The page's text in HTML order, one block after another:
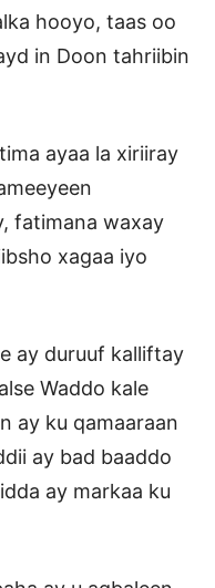
hooyo, taas oo
in Doon tahriibin
ayaa la xiriiray
fatimana waxay
xagaa iyo
ay duruuf kalliftay
Waddo kale
ay ku qamaaraan
ay bad baaddo
ay markaa ku